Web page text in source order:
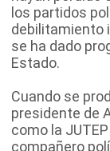
los partidos
debilitamiento
se ha dado
Estado.
Cuando se
presidente de
como la
compañero